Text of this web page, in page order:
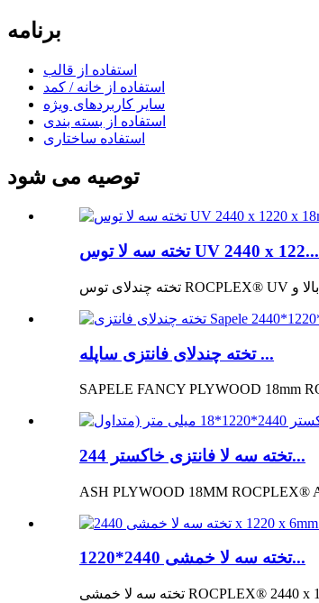
برنامه
استفاده از قالب
استفاده از خانه / کمد
سایر کاربردهای ویژه
استفاده از بسته بندی
استفاده ساختاری
توصیه می شود
تخته سه لا توس UV 2440 x 122...
تخته چندلای فانتزی ساپله ...
تخته سه لا فانتزی خاکستر 244...
تخته سه لا خمشی 2440*1220...